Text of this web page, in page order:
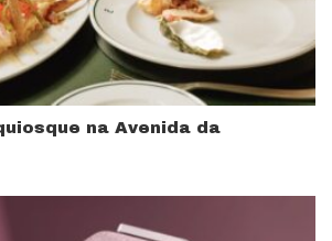
na Avenida da